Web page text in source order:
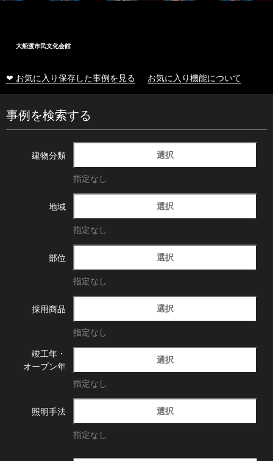
大船渡市民文化会館
❤ お気に入り保存した事例を見る お気に入り機能について
事例を検索する
建物分類 選択
指定なし
地域 選択
指定なし
部位 選択
指定なし
採用商品 選択
指定なし
竣工年・
オープン年
選択
指定なし
照明手法 選択
指定なし